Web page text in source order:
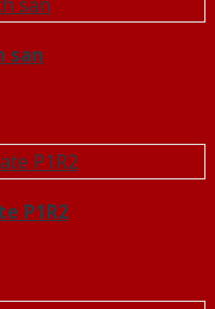
san
P1R2